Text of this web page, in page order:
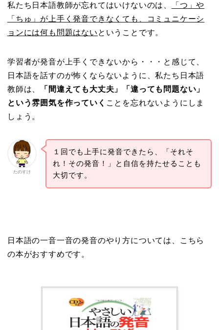
私たち日本語教師が忘れてはいけないのは、
「つ」や
「ちゅ」が上手く発音できなくても、コミュニケーシ
ョンには何も問題はない ということです。
学習者が発音が上手くできないから・・・と感じて、
日本語を話すのが怖くならないように、私たち日本語
教師は、
「間違えても大丈夫」「違っても問題ない」
という雰囲気を作っていく ことを忘れないようにしま
しょう。
たのすけ
１回でも上手に発音できたら、「それそ
れ！その発音！」と自信を持たせることも
大切です。
日本語の一音一音の発音のやり方については、こちら
の本がおすすめです。